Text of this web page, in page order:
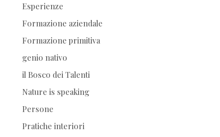
Esperienze
Formazione aziendale
Formazione primitiva
genio nativo
il Bosco dei Talenti
Nature is speaking
Persone
Pratiche interiori